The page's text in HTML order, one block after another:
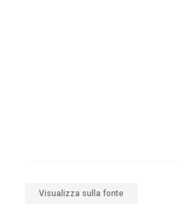
Visualizza sulla fonte